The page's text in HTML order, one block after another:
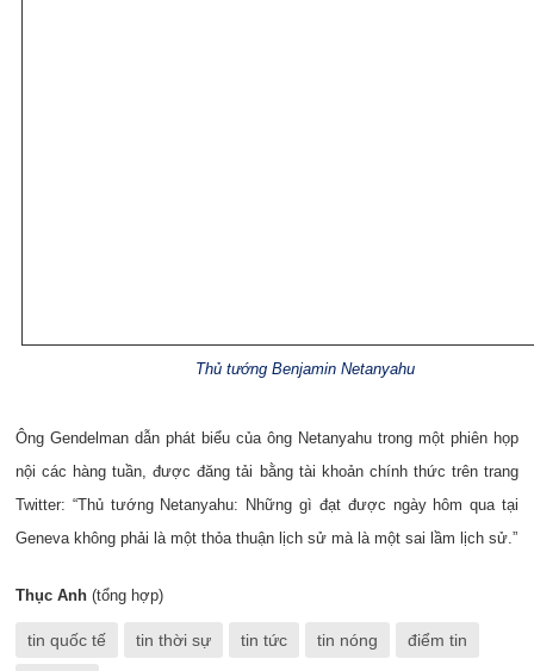
Thủ tướng Benjamin Netanyahu
Ông Gendelman dẫn phát biểu của ông Netanyahu trong một phiên họp
nội các hàng tuần, được đăng tải bằng tài khoản chính thức trên trang
Twitter: “Thủ tướng Netanyahu: Những gì đạt được ngày hôm qua tại
Geneva không phải là một thỏa thuận lịch sử mà là một sai lầm lịch sử.”
Thục Anh (tổng hợp)
tin quốc tế tin thời sự tin tức tin nóng điểm tin